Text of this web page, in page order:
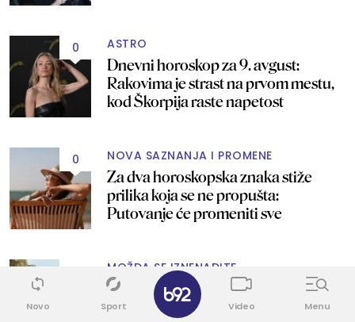
0 ASTRO
Dnevni horoskop za 9. avgust:
Rakovima je strast na prvom mestu,
kod Škorpija raste napetost
0 NOVA SAZNANJA I PROMENE
Za dva horoskopska znaka stiže
prilika koja se ne propušta:
Putovanje će promeniti sve
MOŽDA SE IZNENADITE
Sa njima ćete "poludeti" od ljubavi:
Ovo su najstrastveniji znakovi
Novo Sport Video Menu
✕